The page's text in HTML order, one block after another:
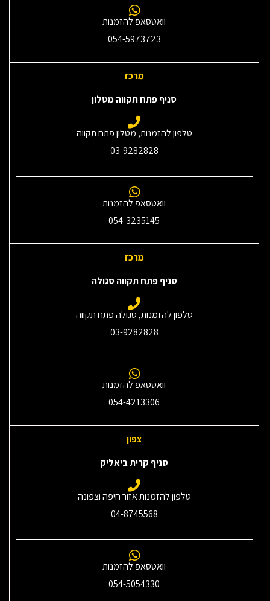
וואטסאפ להזמנות
054-5973723
מרכז
סניף פתח תקווה מטלון
טלפון להזמנות, מטלון פתח תקווה
03-9282828
וואטסאפ להזמנות
054-3235145‎
מרכז
סניף פתח תקווה סגולה
טלפון להזמנות, סגולה פתח תקווה
03-9282828
וואטסאפ להזמנות
054-4213306
צפון
סניף קרית ביאליק
טלפון להזמנות אזור חיפה וצפונה
04-8745568
וואטסאפ להזמנות
054-5054330